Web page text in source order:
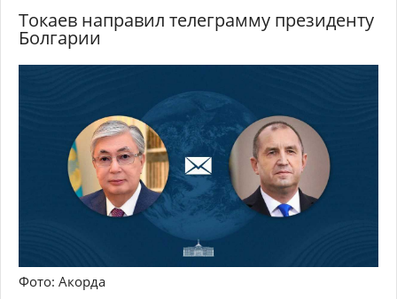
Токаев направил телеграмму президенту
Болгарии
Фото: Акорда